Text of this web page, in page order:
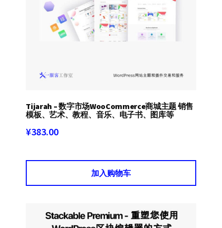
Tijarah – 数字市场WooCommerce商城主题 销售
模板、艺术、教程、音乐、电子书、图库等
¥383.00
加入购物车